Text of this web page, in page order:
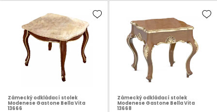
Zámecký odkládací stolek
Modenese Gastone Bella Vita
13666
Zámecký odkládací stolek
Modenese Gastone Bella Vita
13668